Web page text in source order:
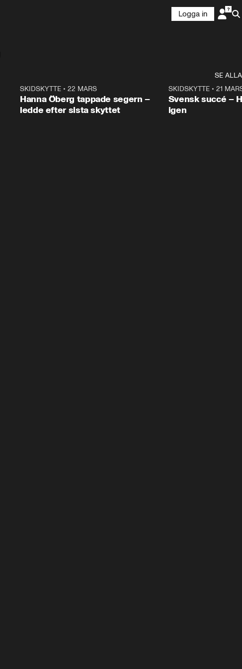
Logga in
SE ALLA
SKIDSKYTTE• 22 MARS
Hanna Öberg tappade segern –
ledde efter sista skyttet
SKIDSKYTTE• 21
Svensk succé –
igen